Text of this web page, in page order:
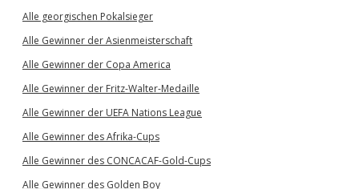
Alle georgischen Pokalsieger
Alle Gewinner der Asienmeisterschaft
Alle Gewinner der Copa America
Alle Gewinner der Fritz-Walter-Medaille
Alle Gewinner der UEFA Nations League
Alle Gewinner des Afrika-Cups
Alle Gewinner des CONCACAF-Gold-Cups
Alle Gewinner des Golden Boy